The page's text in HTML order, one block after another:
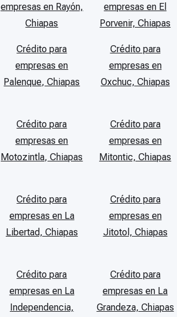
empresas en Rayón,
Chiapas
empresas en El
Porvenir, Chiapas
Crédito para
empresas en
Palenque, Chiapas
Crédito para
empresas en
Oxchuc, Chiapas
Crédito para
empresas en
Motozintla, Chiapas
Crédito para
empresas en
Mitontic, Chiapas
Crédito para
empresas en La
Libertad, Chiapas
Crédito para
empresas en
Jitotol, Chiapas
Crédito para
empresas en La
Independencia,
Crédito para
empresas en La
Grandeza, Chiapas